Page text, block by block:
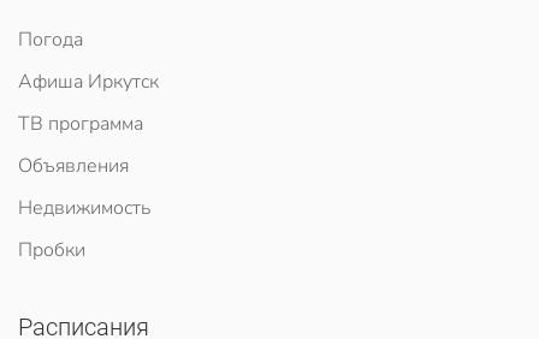
Погода
Афиша Иркутск
ТВ программа
Объявления
Недвижимость
Пробки
Расписания